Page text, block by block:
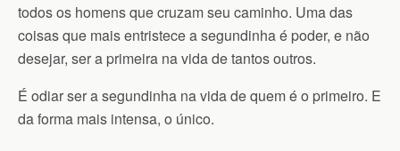
todos os homens que cruzam seu caminho. Uma das
coisas que mais entristece a segundinha é poder, e não
desejar, ser a primeira na vida de tantos outros.
É odiar ser a segundinha na vida de quem é o primeiro. E
da forma mais intensa, o único.